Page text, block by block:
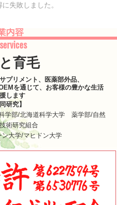
失敗しました。
内容
育毛
プリメント、医薬部外品、
を通じて、お客様の豊かな生活
します
研究】
学部/北海道科学大学 薬学部/自然
術研究組合
大学/マヒドン大学